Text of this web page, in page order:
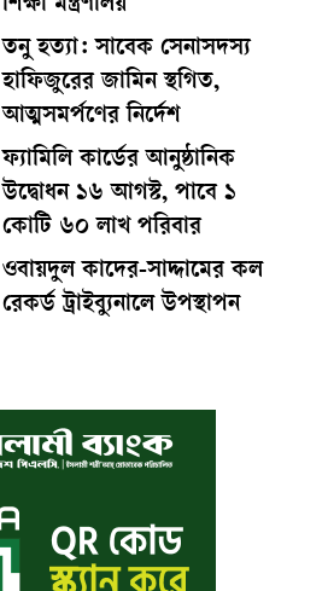
শিক্ষা মন্ত্রণালয়
তনু হত্যা: সাবেক সেনাসদস্য
হাফিজুরের জামিন স্থগিত,
আত্মসমর্পণের নির্দেশ
ফ্যামিলি কার্ডের আনুষ্ঠানিক
উদ্বোধন ১৬ আগস্ট, পাবে ১
কোটি ৬০ লাখ পরিবার
ওবায়দুল কাদের-সাদ্দামের কল
রেকর্ড ট্রাইব্যুনালে উপস্থাপন